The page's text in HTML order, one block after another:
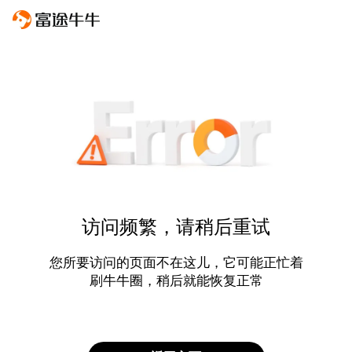
访问频繁，请稍后重试
您所要访问的页面不在这儿，它可能正忙着
刷牛牛圈，稍后就能恢复正常